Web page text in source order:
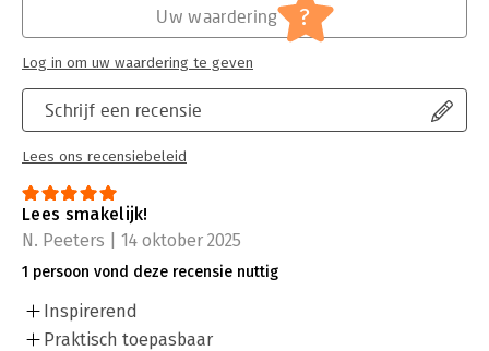
Schrijf een recensie
Lees ons recensiebeleid
Uw waardering ?
Log in om uw waardering te geven
Lees smakelijk!
N. Peeters | 14 oktober 2025
1 persoon vond deze recensie nuttig
Inspirerend
Praktisch toepasbaar